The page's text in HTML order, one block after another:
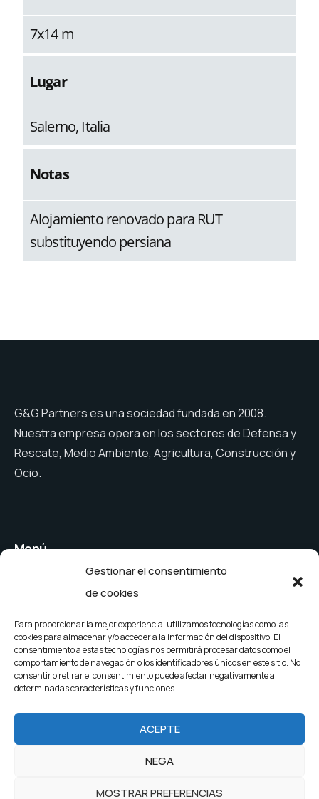
Gestionar el consentimiento
de cookies
Para proporcionar la mejor experiencia, utilizamos tecnologías como las
cookies para almacenar y/o acceder a la información del dispositivo. El
consentimiento a estas tecnologías nos permitirá procesar datos como el
comportamiento de navegación o los identificadores únicos en este sitio. No
consentir o retirar el consentimiento puede afectar negativamente a
determinadas características y funciones.
ACEPTE
NEGA
MOSTRAR PREFERENCIAS
7x14 m
Lugar
Salerno, Italia
Notas
Alojamiento renovado para RUT
substituyendo persiana​
G&G Partners es una sociedad fundada en 2008.
Nuestra empresa opera en los sectores de Defensa y
Rescate, Medio Ambiente, Agricultura, Construcción y
Ocio.
Menú
Cubiertas de
securidad
Tapas para barras de
seguridad
Cubiertas para
Empresa
Noticias
Contacto
2025 G&G Partners. Todos los derechos reservados.